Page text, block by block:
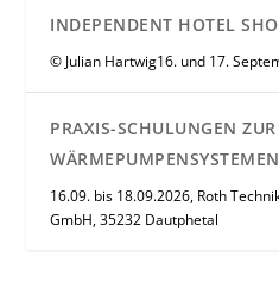
INDEPENDENT HOTEL
© Julian Hartwig16. und 17.
PRAXIS-SCHULUNGEN
WÄRMEPUMPENSYSTEMEN
16.09. bis 18.09.2026, Roth
GmbH, 35232 Dautphetal